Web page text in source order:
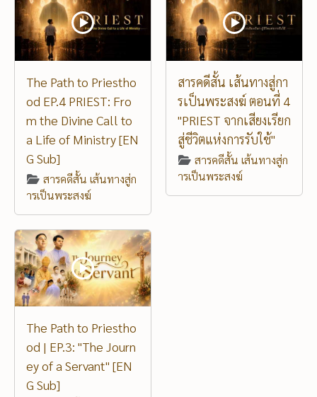
The Path to Priestho
od EP.4 PRIEST: Fro
m the Divine Call to
a Life of Ministry [EN
G Sub]
สารคดีสั้น เส้นทางสู่ก
ารเป็นพระสงฆ์
สารคดีสั้น เส้นทางสู่กา
รเป็นพระสงฆ์ ตอนที่ 4
"PRIEST จากเสียงเรียก
สู่ชีวิตแห่งการรับใช้"
สารคดีสั้น เส้นทางสู่ก
ารเป็นพระสงฆ์
The Path to Priestho
od | EP.3: "The Journ
ey of a Servant" [EN
G Sub]